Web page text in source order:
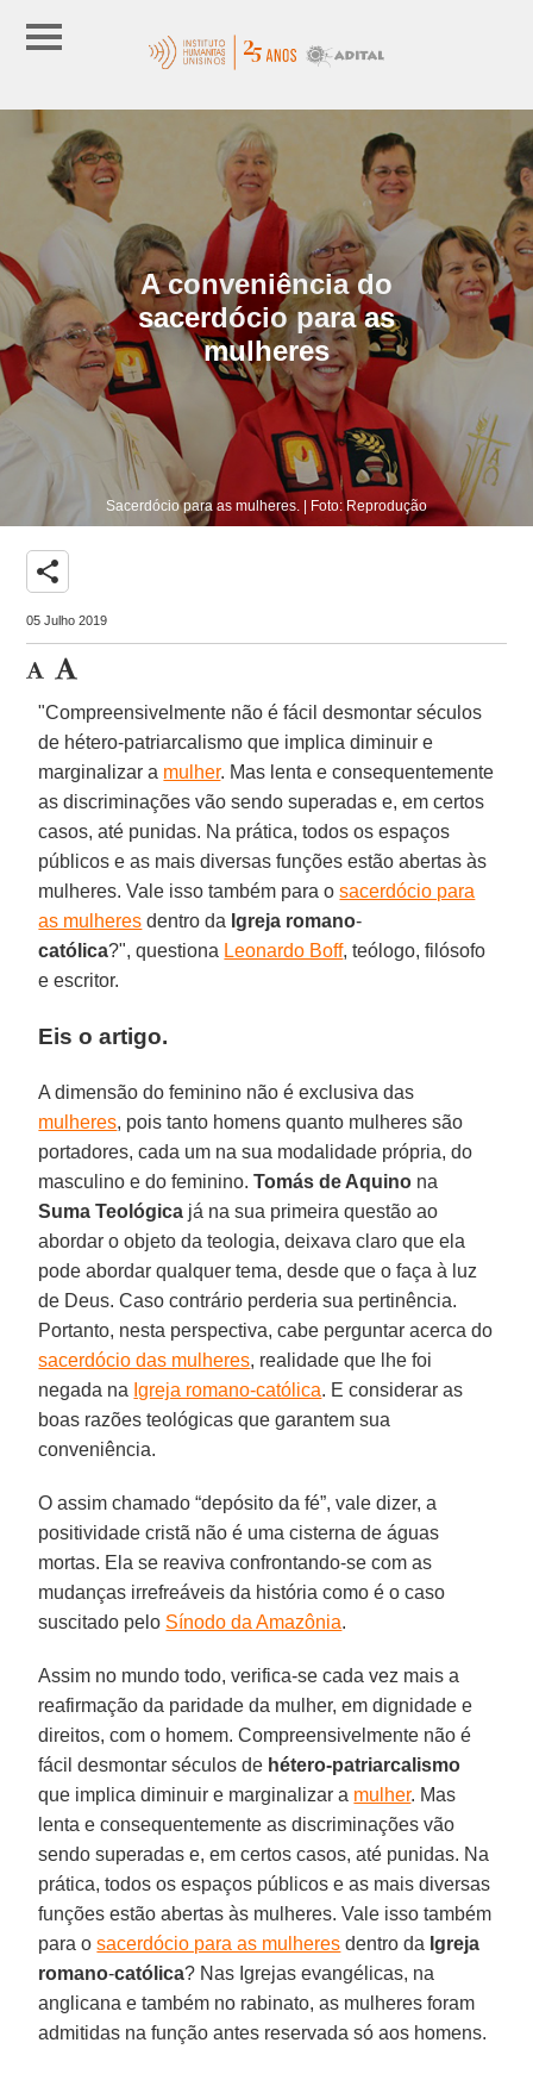
A conveniência do
sacerdócio para as
mulheres
Sacerdócio para as mulheres. | Foto: Reprodução
share
05 Julho 2019
"Compreensivelmente não é fácil desmontar séculos
de hétero-patriarcalismo que implica diminuir e
marginalizar a mulher. Mas lenta e consequentemente
as discriminações vão sendo superadas e, em certos
casos, até punidas. Na prática, todos os espaços
públicos e as mais diversas funções estão abertas às
mulheres. Vale isso também para osacerdócio para
as mulheres dentro da Igreja romano-
católica?", questiona Leonardo Boff, teólogo, filósofo
e escritor.
Eis o artigo.
A dimensão do feminino não é exclusiva das
mulheres, pois tanto homens quanto mulheres são
portadores, cada um na sua modalidade própria, do
masculino e do feminino.Tomás de Aquino na
Suma Teológica já na sua primeira questão ao
abordar o objeto da teologia, deixava claro que ela
pode abordar qualquer tema, desde que o faça à luz
de Deus. Caso contrário perderia sua pertinência.
Portanto, nesta perspectiva, cabe perguntar acerca do
sacerdócio das mulheres, realidade que lhe foi
negada na Igreja romano-católica. E considerar as
boas razões teológicas que garantem sua
conveniência.
O assim chamado “depósito da fé”, vale dizer, a
positividade cristã não é uma cisterna de águas
mortas. Ela se reaviva confrontando-se com as
mudanças irrefreáveis da história como é o caso
suscitado pelo Sínodo da Amazônia.
Assim no mundo todo, verifica-se cada vez mais a
reafirmação da paridade da mulher, em dignidade e
direitos, com o homem. Compreensivelmente não é
fácil desmontar séculos de hétero-patriarcalismo
que implica diminuir e marginalizar a mulher. Mas
lenta e consequentemente as discriminações vão
sendo superadas e, em certos casos, até punidas. Na
prática, todos os espaços públicos e as mais diversas
funções estão abertas às mulheres. Vale isso também
para osacerdócio para as mulheres dentro da Igreja
romano-católica? Nas Igrejas evangélicas, na
anglicana e também no rabinato, as mulheres foram
admitidas na função antes reservada só aos homens.